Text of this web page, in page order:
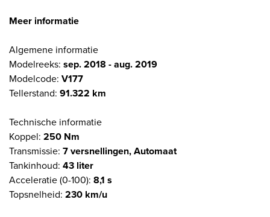
Meer informatie
Algemene informatie
Modelreeks: sep. 2018 - aug. 2019
Modelcode: V177
Tellerstand: 91.322 km
Technische informatie
Koppel: 250 Nm
Transmissie: 7 versnellingen, Automaat
Tankinhoud: 43 liter
Acceleratie (0-100): 8,1 s
Topsnelheid: 230 km/u